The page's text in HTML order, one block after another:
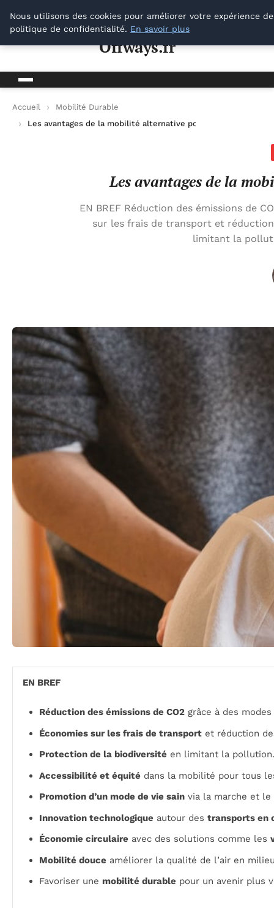
Offways.fr
Offways.fr
Accueil
Mobilité Durable
Les avantages de la mobilité alternative pour un avenir
Les avantages de la
EN BREF Réduction des émissions de
sur les frais de transport et
limitant la
EN BREF
Réduction des émissions de CO2 grâce à des
Économies sur les frais de transport et réduction
Protection de la biodiversité en limitant la pollution.
Accessibilité et équité dans la mobilité pour tous
Promotion d’un mode de vie sain via la marche et le
Innovation technologique autour des transports en
Économie circulaire avec des solutions comme les
Mobilité douce améliorer la qualité de l’air en
Favoriser une mobilité durable pour un avenir plus
Nous utilisons des cookies pour améliorer votre expérience
politique de confidentialité. En savoir plus